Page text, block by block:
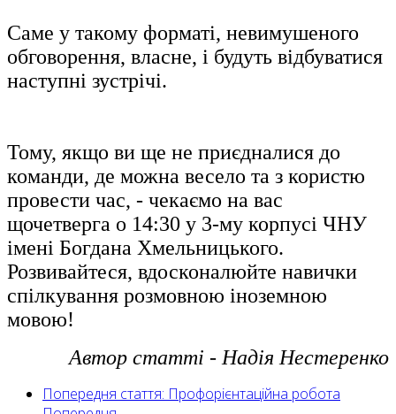
Саме у такому форматі, невимушеного
обговорення, власне, і будуть відбуватися
наступні зустрічі.
Тому, якщо ви ще не приєдналися до
команди, де можна весело та з користю
провести час, - чекаємо на вас
щочетверга о 14:30 у 3-му корпусі ЧНУ
імені Богдана Хмельницького.
Розвивайтеся, вдосконалюйте навички
спілкування розмовною іноземною
мовою!
Автор статті - Надія Нестеренко
Попередня стаття: Профорієнтаційна робота